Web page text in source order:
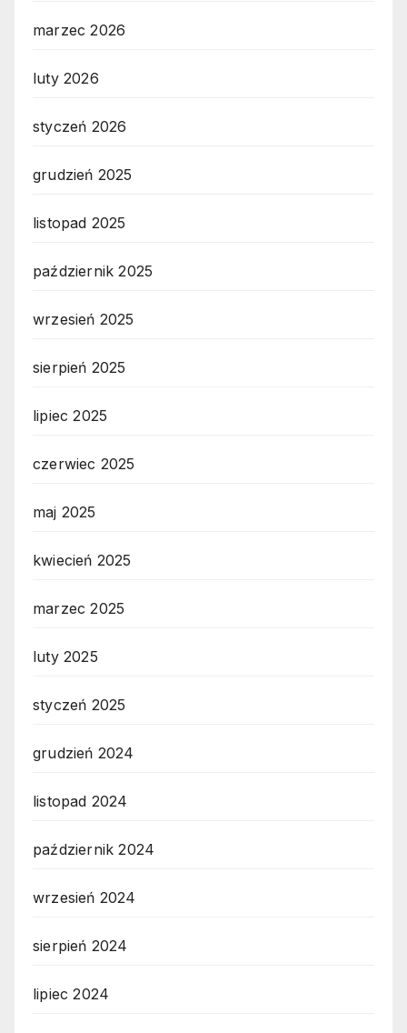
marzec 2026
luty 2026
styczeń 2026
grudzień 2025
listopad 2025
październik 2025
wrzesień 2025
sierpień 2025
lipiec 2025
czerwiec 2025
maj 2025
kwiecień 2025
marzec 2025
luty 2025
styczeń 2025
grudzień 2024
listopad 2024
październik 2024
wrzesień 2024
sierpień 2024
lipiec 2024